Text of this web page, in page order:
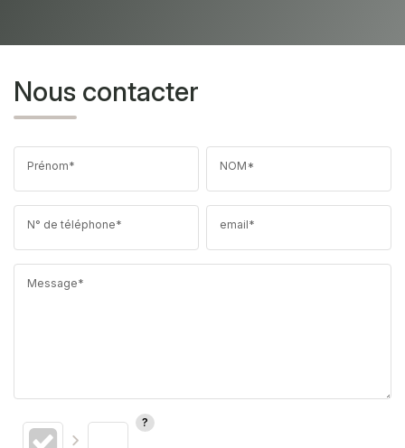
Nous contacter
Prénom* NOM*
N° de téléphone* email*
Message*